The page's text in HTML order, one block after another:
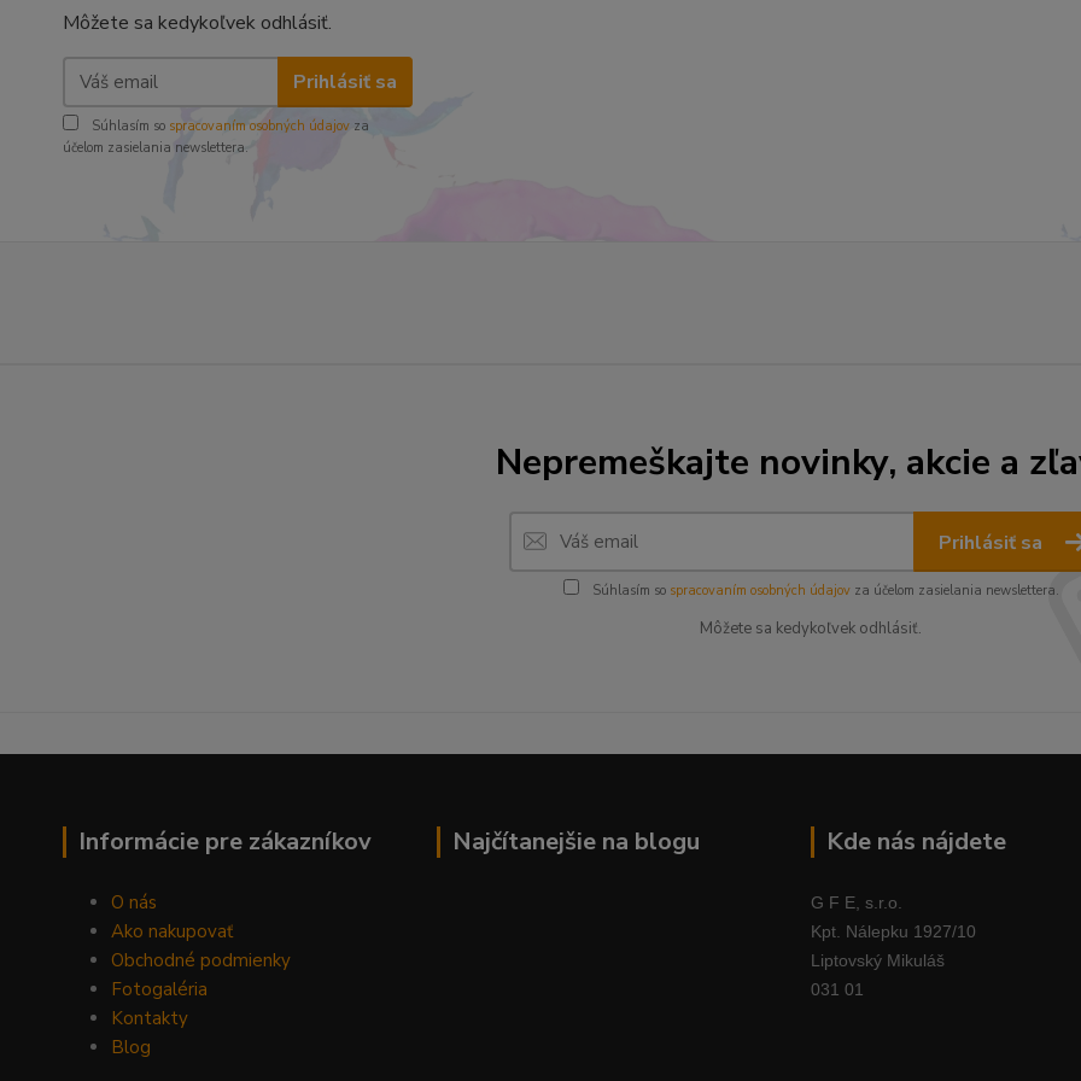
Môžete sa kedykoľvek odhlásiť.
Prihlásiť sa
Súhlasím so spracovaním osobných údajov za
účelom zasielania newslettera.
Nepremeškajte novinky, akcie a
Prihlásiť sa
Súhlasím so spracovaním osobných údajovza účelom zasielania newslettera.
Môžete sa kedykoľvek odhlásiť.
Informácie pre zákazníkov
O nás
Ako nakupovať
Obchodné podmienky
Fotogaléria
Kontakty
Blog
Najčítanejšie na blogu Kde nás nájdete
G F E, s.r.o.
Kpt. Nálepku 1927/10
Liptovský Mikuláš
031 01